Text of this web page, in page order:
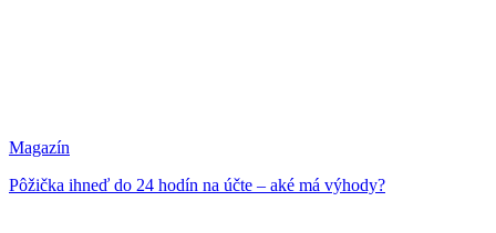
Magazín
Pôžička ihneď do 24 hodín na účte – aké má výhody?